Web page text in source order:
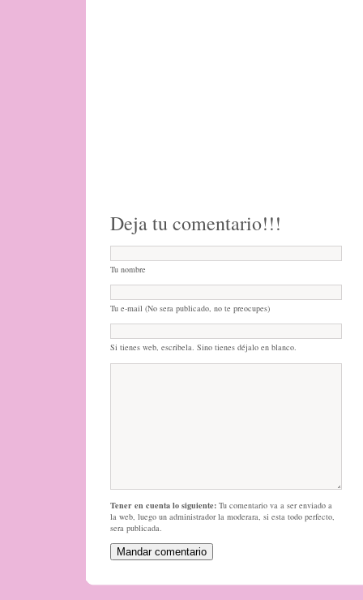
Deja tu comentario!!!
Tu nombre
Tu e-mail (No sera publicado, no te preocupes)
Si tienes web, escribela. Sino tienes déjalo en blanco.
Tener en cuenta lo siguiente: Tu comentario va a ser enviado a
la web, luego un administrador la moderara, si esta todo perfecto,
sera publicada.